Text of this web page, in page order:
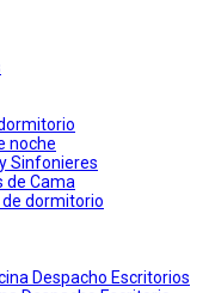
noche
Sinfonieres
de Cama
dormitorio
Despacho Escritorios